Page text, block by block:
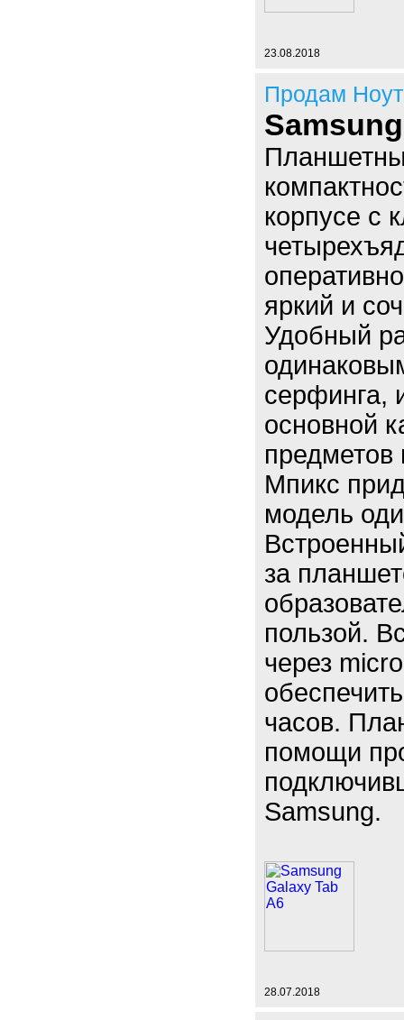
23.08.2018
Продам
корпусе с
яркий и
Удобный
серфинга,
основной
предметов
Мпикс
модель
за
пользой.
через
часов.
помощи
Samsung.
28.07.2018